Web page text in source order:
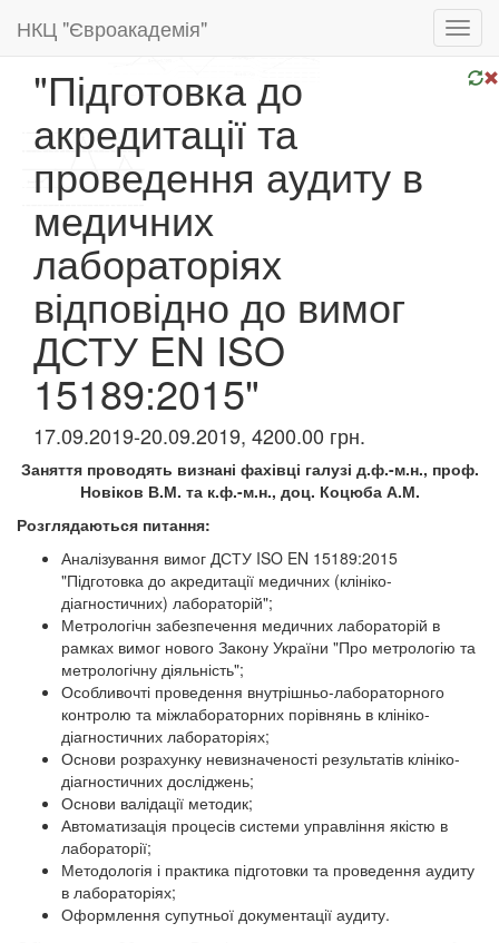
НКЦ "Євроакадемія"
"Підготовка до
акредитації та
проведення аудиту в
медичних
лабораторіях
відповідно до вимог
ДСТУ EN ISO
15189:2015"
17.09.2019-20.09.2019, 4200.00 грн.
Заняття проводять визнані фахівці галузі д.ф.-м.н., проф.
Новіков В.М. та к.ф.-м.н., доц. Коцюба А.М.
Розглядаються питання:
Аналізування вимог ДСТУ ISO EN 15189:2015
"Підготовка до акредитації медичних (клініко-
діагностичних) лабораторій";
Метрологічн забезпечення медичних лабораторій в
рамках вимог нового Закону України "Про метрологію та
метрологічну діяльність";
Особливочті проведення внутрішньо-лабораторного
контролю та міжлабораторних порівнянь в клініко-
діагностичних лабораторіях;
Основи розрахунку невизначеності результатів клініко-
діагностичних досліджень;
Основи валідації методик;
Автоматизація процесів системи управління якістю в
лабораторії;
Методологія і практика підготовки та проведення аудиту
в лабораторіях;
Оформлення супутньої документації аудиту.